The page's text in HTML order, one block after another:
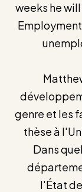
weeks he
genre et les
thèse à
Dans
l'État